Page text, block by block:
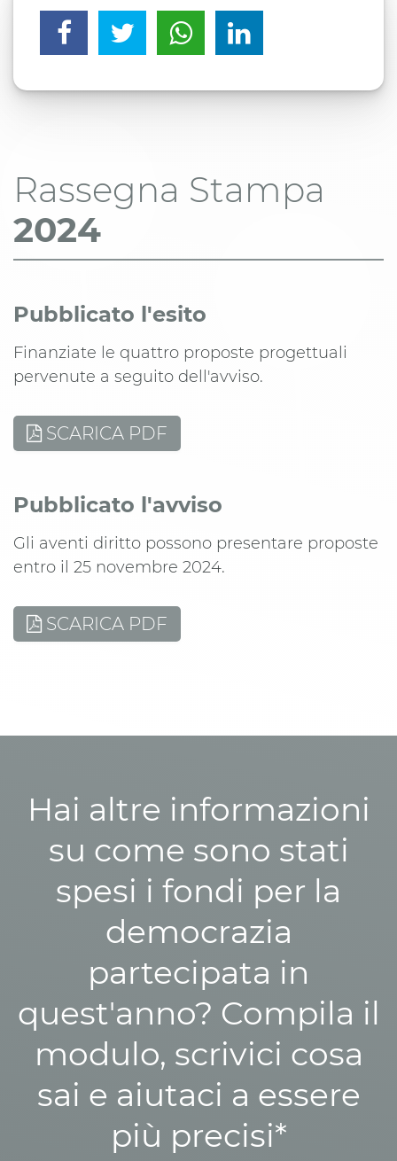
Rassegna Stampa
2024
Pubblicato l'esito
Finanziate le quattro proposte progettuali
pervenute a seguito dell'avviso.
SCARICA PDF
Pubblicato l'avviso
Gli aventi diritto possono presentare proposte
entro il 25 novembre 2024.
SCARICA PDF
Hai altre informazioni
su come sono stati
spesi i fondi per la
democrazia
partecipata in
quest'anno? Compila il
modulo, scrivici cosa
sai e aiutaci a essere
più precisi*